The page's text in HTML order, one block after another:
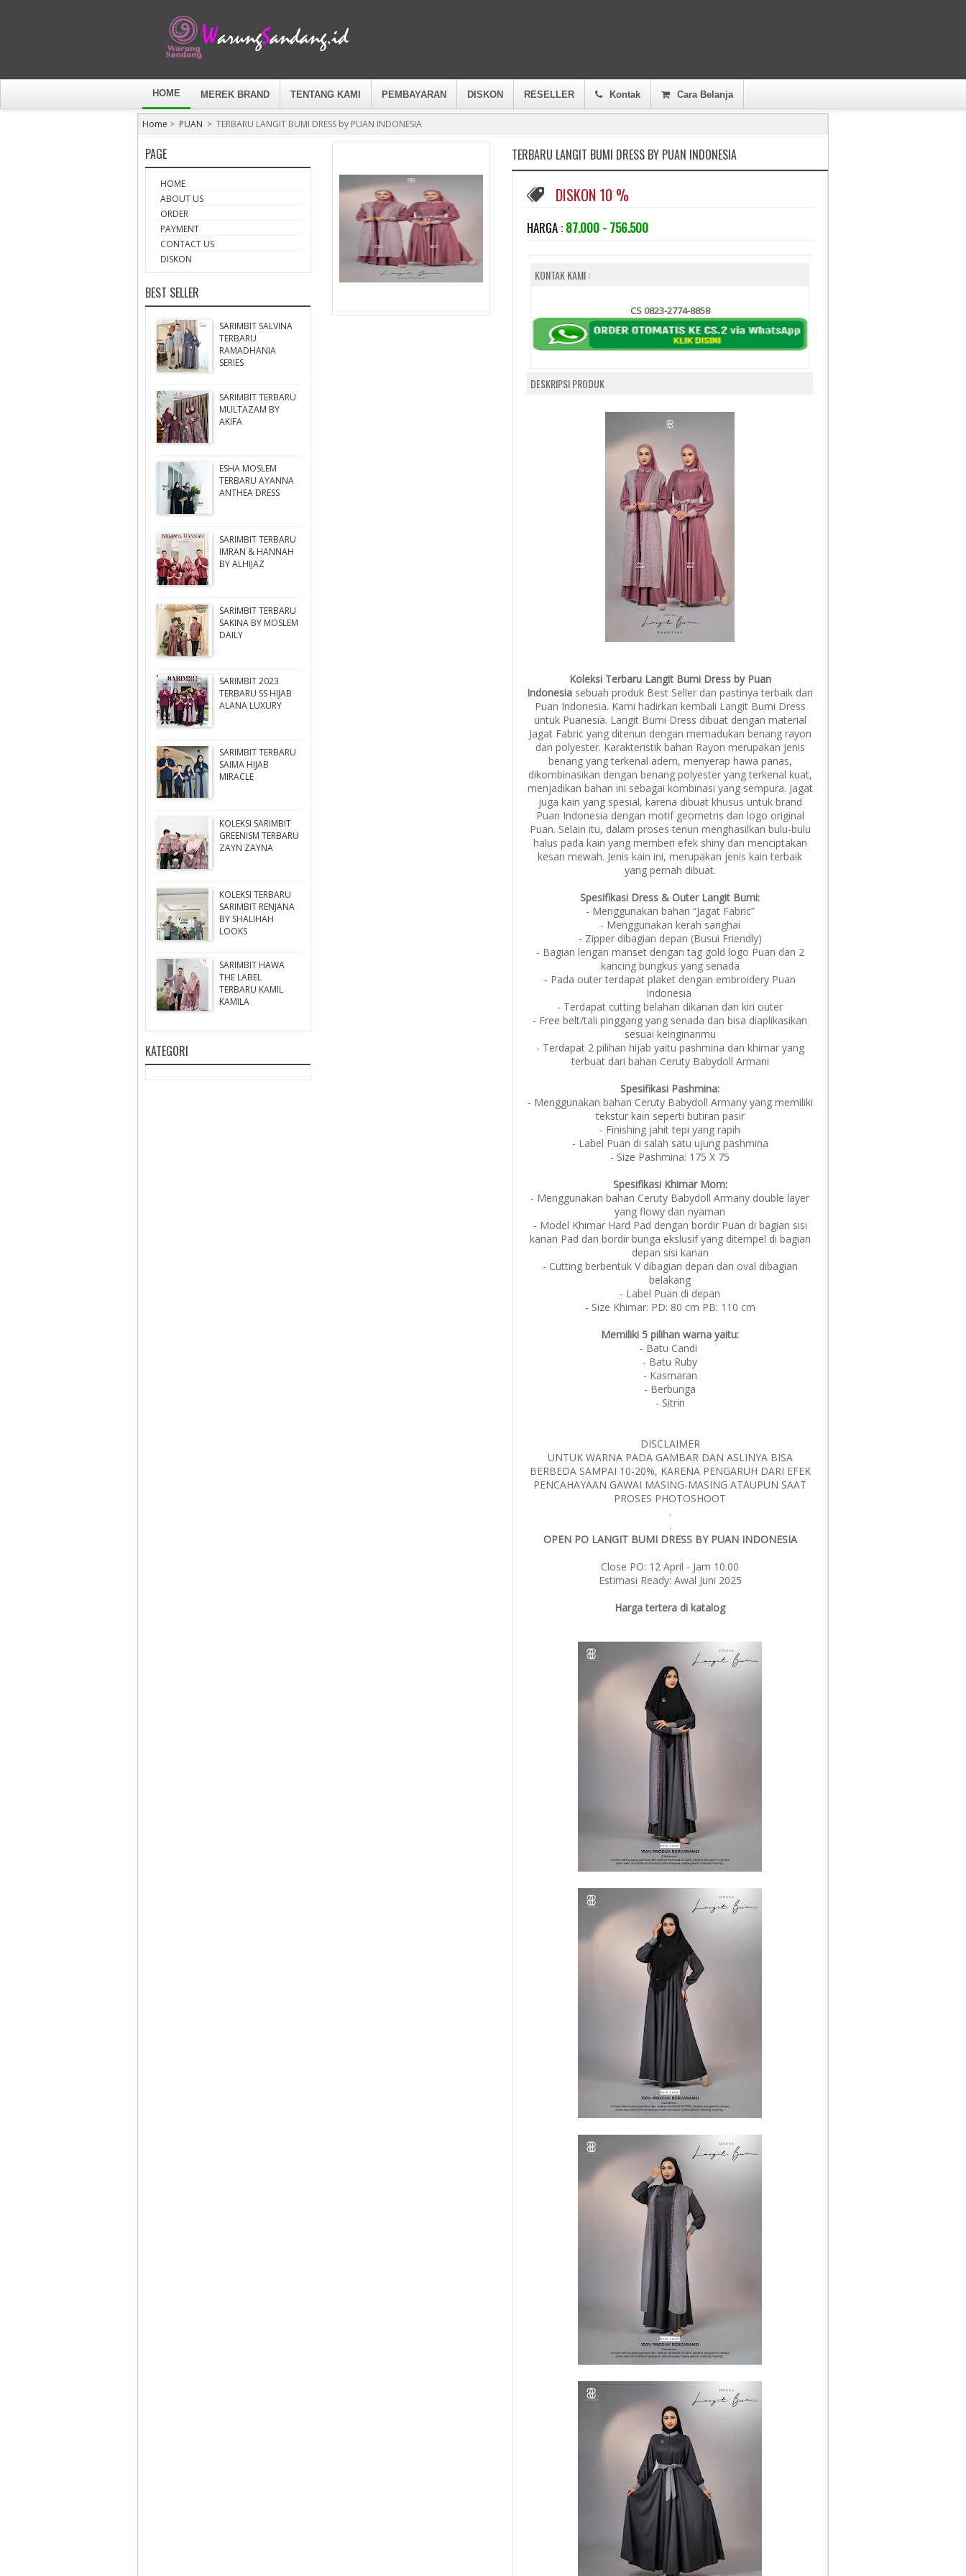
HOME MEREK BRAND TENTANG KAMI PEMBAYARAN DISKON RESELLER Kontak Cara Belanja
Home > PUAN > TERBARU LANGIT BUMI DRESS by PUAN INDONESIA
TERBARU LANGIT BUMI DRESS BY PUAN INDONESIA
DISKON 10 %
HARGA : 87.000 - 756.500
KONTAK KAMI :
CS 0823-2774-8858
DESKRIPSI PRODUK
Koleksi Terbaru Langit Bumi Dress by Puan
Indonesia sebuah produk Best Seller dan pastinya terbaik dari
Puan Indonesia. Kami hadirkan kembali Langit Bumi Dress
untuk Puanesia. Langit Bumi Dress dibuat dengan material
Jagat Fabric yang ditenun dengan memadukan benang rayon
dan polyester. Karakteristik bahan Rayon merupakan jenis
benang yang terkenal adem, menyerap hawa panas,
dikombinasikan dengan benang polyester yang terkenal kuat,
menjadikan bahan ini sebagai kombinasi yang sempura. Jagat
juga kain yang spesial, karena dibuat khusus untuk brand
Puan Indonesia dengan motif geometris dan logo original
Puan. Selain itu, dalam proses tenun menghasilkan bulu-bulu
halus pada kain yang memberi efek shiny dan menciptakan
kesan mewah. Jenis kain ini, merupakan jenis kain terbaik
yang pernah dibuat.
Spesifikasi Dress & Outer Langit Bumi:
- Menggunakan bahan “Jagat Fabric”
- Menggunakan kerah sanghai
- Zipper dibagian depan (Busui Friendly)
- Bagian lengan manset dengan tag gold logo Puan dan 2
kancing bungkus yang senada
- Pada outer terdapat plaket dengan embroidery Puan
Indonesia
- Terdapat cutting belahan dikanan dan kiri outer
- Free belt/tali pinggang yang senada dan bisa diaplikasikan
sesuai keinginanmu
- Terdapat 2 pilihan hijab yaitu pashmina dan khimar yang
terbuat dari bahan Ceruty Babydoll Armani
Spesifikasi Pashmina:
- Menggunakan bahan Ceruty Babydoll Armany yang memiliki
tekstur kain seperti butiran pasir
- Finishing jahit tepi yang rapih
- Label Puan di salah satu ujung pashmina
- Size Pashmina: 175 X 75
Spesifikasi Khimar Mom:
- Menggunakan bahan Ceruty Babydoll Armany double layer
yang flowy dan nyaman
- Model Khimar Hard Pad dengan bordir Puan di bagian sisi
kanan Pad dan bordir bunga ekslusif yang ditempel di bagian
depan sisi kanan
- Cutting berbentuk V dibagian depan dan oval dibagian
belakang
- Label Puan di depan
- Size Khimar: PD: 80 cm PB: 110 cm
Memiliki 5 pilihan warna yaitu:
- Batu Candi
- Batu Ruby
- Kasmaran
- Berbunga
- Sitrin
DISCLAIMER
UNTUK WARNA PADA GAMBAR DAN ASLINYA BISA
BERBEDA SAMPAI 10-20%, KARENA PENGARUH DARI EFEK
PENCAHAYAAN GAWAI MASING-MASING ATAUPUN SAAT
PROSES PHOTOSHOOT
.
.
OPEN PO LANGIT BUMI DRESS BY PUAN INDONESIA
Close PO: 12 April - Jam 10.00
Estimasi Ready: Awal Juni 2025
Harga tertera di katalog
PAGE
HOME
ABOUT US
ORDER
PAYMENT
CONTACT US
DISKON
BEST SELLER
SARIMBIT SALVINA
TERBARU
RAMADHANIA
SERIES
SARIMBIT TERBARU
MULTAZAM BY
AKIFA
ESHA MOSLEM
TERBARU AYANNA
ANTHEA DRESS
SARIMBIT TERBARU
IMRAN & HANNAH
BY ALHIJAZ
SARIMBIT TERBARU
SAKINA BY MOSLEM
DAILY
SARIMBIT 2023
TERBARU SS HIJAB
ALANA LUXURY
SARIMBIT TERBARU
SAIMA HIJAB
MIRACLE
KOLEKSI SARIMBIT
GREENISM TERBARU
ZAYN ZAYNA
KOLEKSI TERBARU
SARIMBIT RENJANA
BY SHALIHAH
LOOKS
SARIMBIT HAWA
THE LABEL
TERBARU KAMIL
KAMILA
KATEGORI